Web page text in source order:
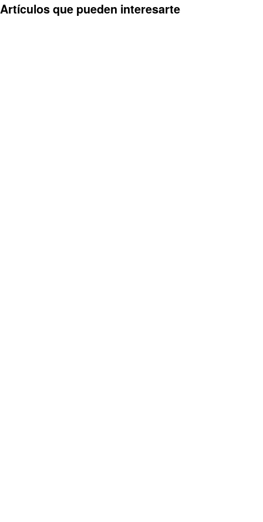
Artículos que pueden interesarte